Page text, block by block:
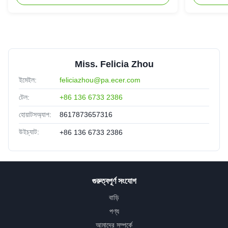
Miss. Felicia Zhou
ইমেইল: feliciazhou@pa.ecer.com
টেল: +86 136 6733 2386
হোয়াটসঅ্যাপ: 8617873657316
উইচ্যাট: +86 136 6733 2386
গুরুত্বপূর্ণ সংযোগ
বাড়ি
পণ্য
আমাদের সম্পর্কে